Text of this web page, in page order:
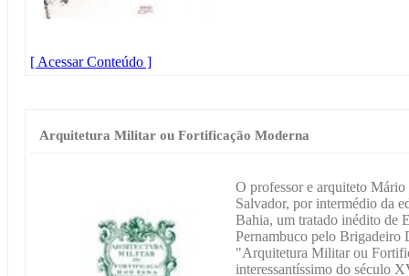
[ Acessar Conteúdo ]
Arquitetura Militar ou Fortificação Moderna
O professor e arquiteto
Salvador, por intermédio da
Bahia, um tratado inédito de
Pernambuco pelo
"Arquitetura Militar ou
interessantíssimo do século